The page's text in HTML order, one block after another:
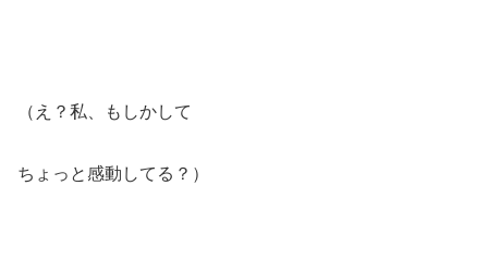
（え？私、もしかして
ちょっと感動してる？）